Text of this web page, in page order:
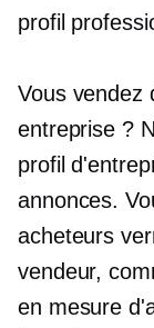
profil
Vous vendez
entreprise ?
profil
annonces.
acheteurs
vendeur,
en mesure